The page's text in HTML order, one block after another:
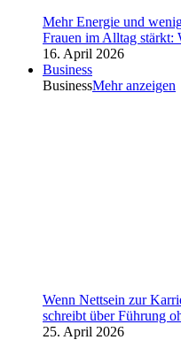
Mehr Energie und
Frauen im Alltag stärkt:
16. April 2026
Business
BusinessMehr anzeigen
Wenn Nettsein zur
schreibt über Führung
25. April 2026